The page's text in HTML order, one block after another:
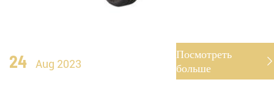
24 Aug 2023
Посмотреть
больше
